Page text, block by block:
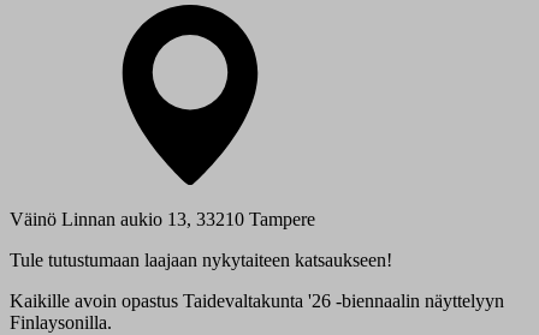
Väinö Linnan aukio 13, 33210 Tampere
Tule tutustumaan laajaan nykytaiteen katsaukseen!
Kaikille avoin opastus Taidevaltakunta '26 -biennaalin näyttelyyn
Finlaysonilla.